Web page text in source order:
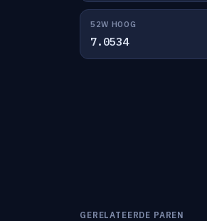
52W HOOG
7.0534
GERELATEERDE PAREN